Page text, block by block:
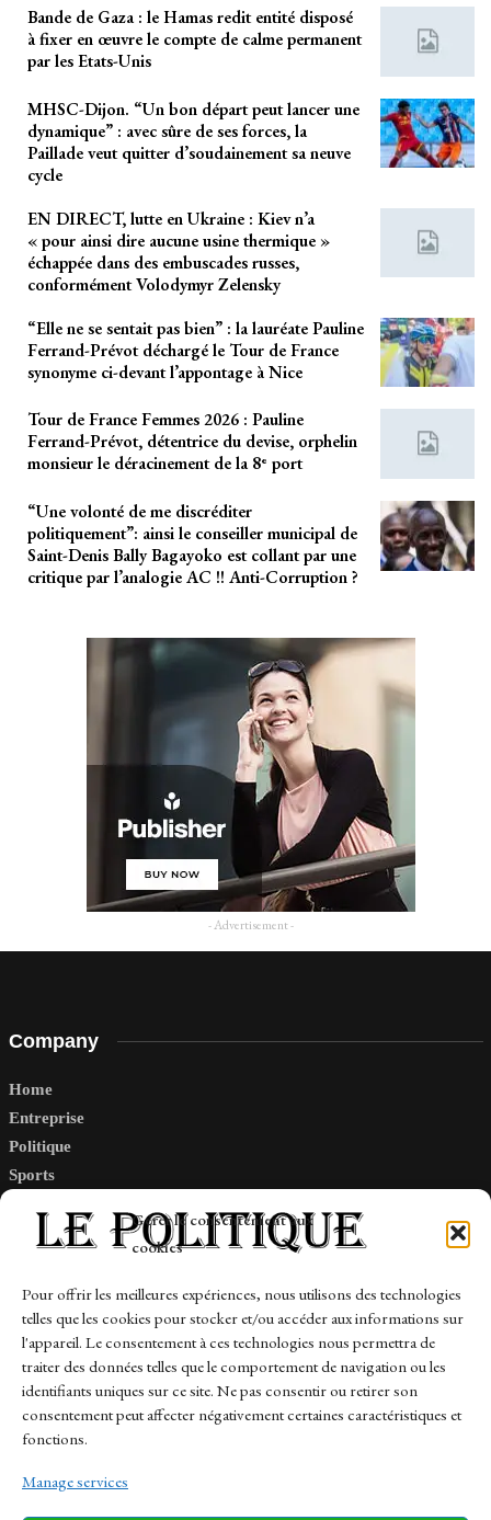
Gérer le consentement aux
cookies
Pour offrir les meilleures expériences, nous utilisons des technologies
telles que les cookies pour stocker et/ou accéder aux informations sur
l'appareil. Le consentement à ces technologies nous permettra de
traiter des données telles que le comportement de navigation ou les
identifiants uniques sur ce site. Ne pas consentir ou retirer son
consentement peut affecter négativement certaines caractéristiques et
fonctions.
Manage services
Bande de Gaza : le Hamas redit entité disposé
à fixer en œuvre le compte de calme permanent
par les Etats-Unis
MHSC-Dijon. “Un bon départ peut lancer une
dynamique” : avec sûre de ses forces, la
Paillade veut quitter d’soudainement sa neuve
cycle
EN DIRECT, lutte en Ukraine : Kiev n’a
« pour ainsi dire aucune usine thermique »
échappée dans des embuscades russes,
conformément Volodymyr Zelensky
“Elle ne se sentait pas bien” : la lauréate Pauline
Ferrand-Prévot déchargé le Tour de France
synonyme ci-devant l’appontage à Nice
Tour de France Femmes 2026 : Pauline
Ferrand-Prévot, détentrice du devise, orphelin
monsieur le déracinement de la 8ᵉ port
“Une volonté de me discréditer
politiquement”: ainsi le conseiller municipal de
Saint-Denis Bally Bagayoko est collant par une
critique par l’analogie AC !! Anti-Corruption ?
- Advertisement -
Company
Home
Entreprise
Politique
Sports
Links
Contact
Sitemap